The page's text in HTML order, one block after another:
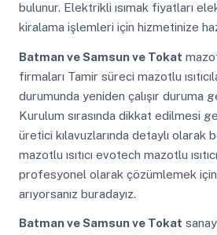
bulunur. Elektrikli ısımak fiyatları
kiralama işlemleri için hizmetinize
Batman ve Samsun ve Tokat
firmaları Tamir süreci mazotlu
durumunda yeniden çalışır duruma
Kurulum sırasında dikkat edilmesi
üretici kılavuzlarında detaylı olarak
mazotlu ısıtıcı evotech mazotlu
profesyonel olarak çözümlemek
arıyorsanız buradayız.
Batman ve Samsun ve Tokat